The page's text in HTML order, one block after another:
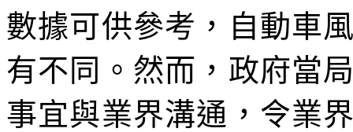
數據可供參考，自動車
有不同。然而，政府當
事宜與業界溝通，令業